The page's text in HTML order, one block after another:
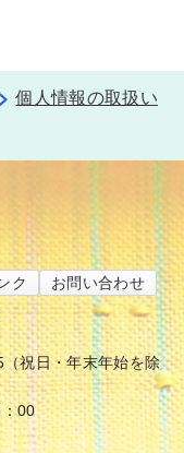
個人情報の取扱い
ク
お問い合わせ
祝日・年末年始を除
00